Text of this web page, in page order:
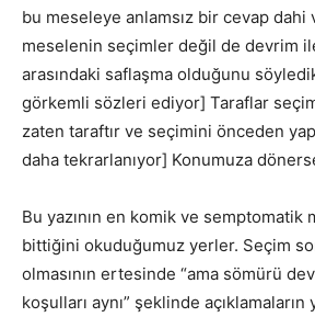
bu meseleye anlamsız bir cevap dahi
meselenin seçimler değil de devrim
arasındaki saflaşma olduğunu
görkemli sözleri ediyor] Taraflar
zaten taraftır ve seçimini önceden
daha tekrarlanıyor] Konumuza
Bu yazının en komik ve
bittiğini okuduğumuz yerler. Seçim
olmasının ertesinde “ama sömürü
koşulları aynı” şeklinde açıklamaların